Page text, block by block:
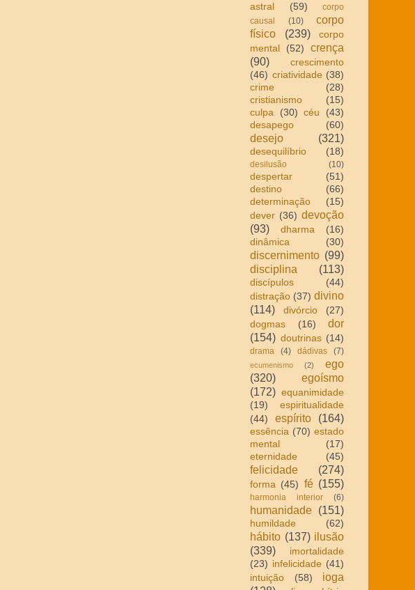
astral
(59)
corpo
causal
(10)
corpo
físico
(239)
corpo
mental
(52)
crença
(90)
crescimento
(46) criatividade (38)
crime
(28)
cristianismo
(15)
culpa
(30) céu
(43)
desapego
(60)
desejo (321)
desequilíbrio (18)
desilusão (10)
despertar
(51)
destino
(66)
determinação
(15)
dever (36) devoção
(93)
dharma
(16)
dinâmica
(30)
discernimento (99)
disciplina
(113)
discípulos
(44)
distração (37) divino
(114)
divórcio
(27)
dogmas
(16)
dor
(154) doutrinas (14)
drama (4) dádivas (7)
ecumenismo (2)
ego
(320)
egoísmo
(172) equanimidade
(19)
espiritualidade
(44)
espírito (164)
essência (70) estado
mental
(17)
eternidade
(45)
felicidade (274)
forma (45) fé (155)
harmonia interior (6)
humanidade (151)
humildade (62)
hábito (137) ilusão
(339)
imortalidade
(23) infelicidade (41)
intuição
(58)
ioga